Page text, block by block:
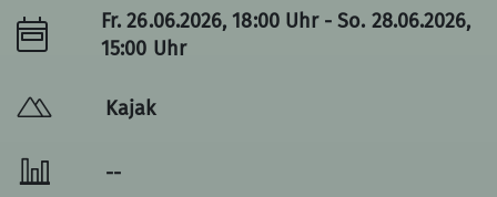
Fr. 26.06.2026, 18:00 Uhr - So. 28.06.2026,
15:00 Uhr
Kajak
--